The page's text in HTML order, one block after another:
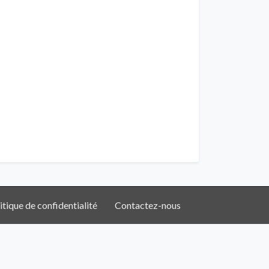
de confidentialité Contactez-nous